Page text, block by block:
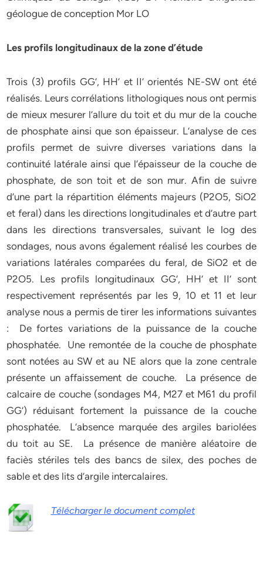
géologue de conception Mor LO
Les profils longitudinaux de la zone d’étude
Trois (3) profils GG’, HH’ et II’ orientés NE-SW ont été
réalisés. Leurs corrélations lithologiques nous ont permis
de mieux mesurer l’allure du toit et du mur de la couche
de phosphate ainsi que son épaisseur. L’analyse de ces
profils permet de suivre diverses variations dans la
continuité latérale ainsi que l’épaisseur de la couche de
phosphate, de son toit et de son mur. Afin de suivre
d’une part la répartition éléments majeurs (P2O5, SiO2
et feral) dans les directions longitudinales et d’autre part
dans les directions transversales, suivant le log des
sondages, nous avons également réalisé les courbes de
variations latérales comparées du feral, de SiO2 et de
P2O5. Les profils longitudinaux GG’, HH’ et II’ sont
respectivement représentés par les 9, 10 et 11 et leur
analyse nous a permis de tirer les informations suivantes
: De fortes variations de la puissance de la couche
phosphatée. Une remontée de la couche de phosphate
sont notées au SW et au NE alors que la zone centrale
présente un affaissement de couche. La présence de
calcaire de couche (sondages M4, M27 et M61 du profil
GG’) réduisant fortement la puissance de la couche
phosphatée. L’absence marquée des argiles bariolées
du toit au SE. La présence de manière aléatoire de
faciès stériles tels des bancs de silex, des poches de
sable et des lits d’argile intercalaires.
Télécharger le document complet